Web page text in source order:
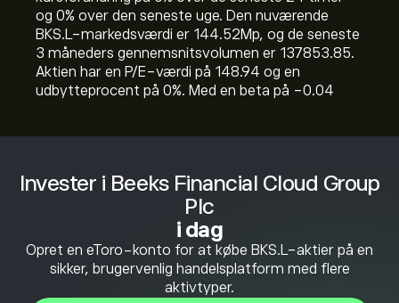
Invester i Beeks Financial Cloud Group
Plc
i dag
Opret en eToro-konto for at købe BKS.L-aktier på en
sikker, brugervenlig handelsplatform med flere
aktivtyper.
og ‎0‎% over den seneste uge. Den nuværende
BKS.L-markedsværdi er 144.52M‎p‎, og de seneste
3 måneders gennemsnitsvolumen er 137853.85.
Aktien har en P/E-værdi på 148.94 og en
udbytteprocent på 0%. Med en beta på -0.04